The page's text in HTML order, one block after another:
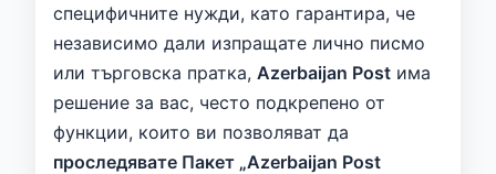
специфичните нужди, като гарантира, че
независимо дали изпращате лично писмо
или търговска пратка, Azerbaijan Post има
решение за вас, често подкрепено от
функции, които ви позволяват да
проследявате Пакет „Azerbaijan Post